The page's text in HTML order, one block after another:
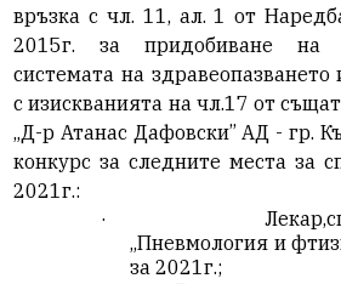
връзка с чл. 11, ал. 1 от
2015г. за придобиване на
системата на здравеопазването
с изискванията на чл.17 от
„Д-р Атанас Дафовски” АД - гр.
конкурс за следните места за
2021г.:
·
„Пневмология и
за 2021г.;